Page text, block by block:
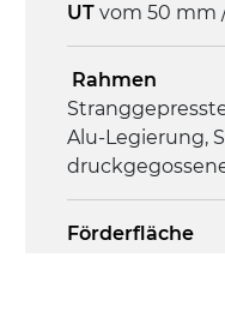
UT vom 50 mm
Rahmen
Alu-Legierung,
Förderfläche